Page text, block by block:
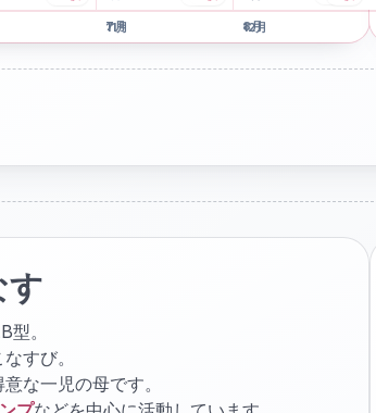
7月 8月
11月 12月
す
。
すび。
な一児の母です。